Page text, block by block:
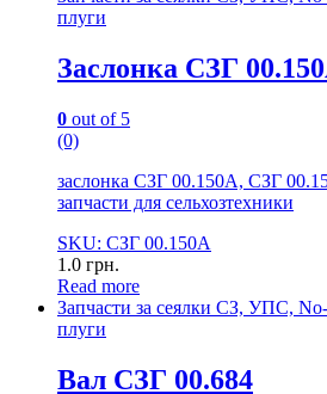
плуги
Заслонка СЗГ
0 out of 5
(0)
заслонка СЗГ 00.150А, СЗГ
запчасти для сельхозтехники
SKU: СЗГ 00.150А
1.0 грн.
Read more
Запчасти за сеялки СЗ, УПС,
плуги
Вал СЗГ 00.684